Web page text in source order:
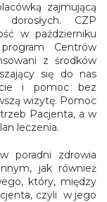
zajmującą
CZP
w październiku
Centrów
z środków
się do nas
i pomoc bez
wizytę. Pomoc
Pacjenta, a w
leczenia.
poradni zdrowia
jak również
który, między
czyli w jego